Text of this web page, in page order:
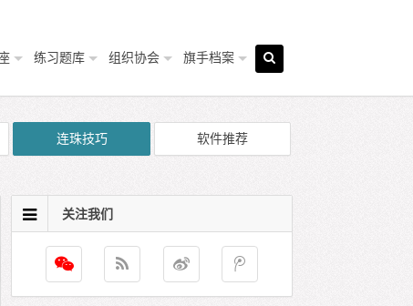
练习题库 组织协会 旗手档案
连珠技巧 软件推荐
关注我们